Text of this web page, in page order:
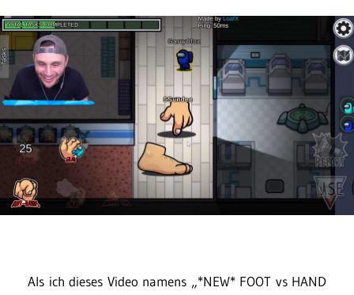
Als ich dieses Video namens „*NEW* FOOT vs HAND